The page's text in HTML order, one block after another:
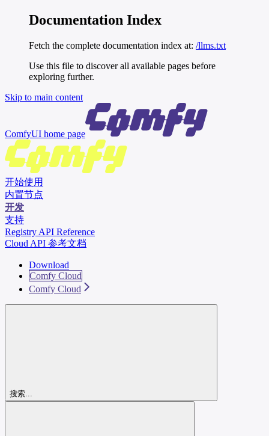
Documentation Index
Fetch the complete documentation index at: /llms.txt
Use this file to discover all available pages before
exploring further.
Skip to main content
ComfyUI home page
开始使用
内置节点
开发
支持
Registry API Reference
Cloud API 参考文档
Download
Comfy Cloud
Comfy Cloud
搜索...